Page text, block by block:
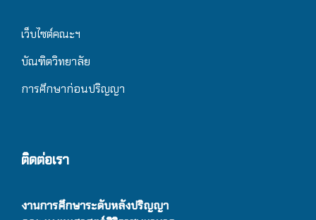
เว็บไซต์คณะฯ
บัณฑิตวิทยาลัย
การศึกษาก่อนปริญญา
ติดต่อเรา
งานการศึกษาระดับหลังปริญญา